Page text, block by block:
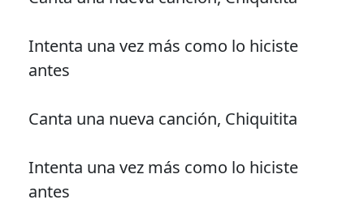
Intenta una vez más como lo hiciste
antes
Canta una nueva canción, Chiquitita
Intenta una vez más como lo hiciste
antes